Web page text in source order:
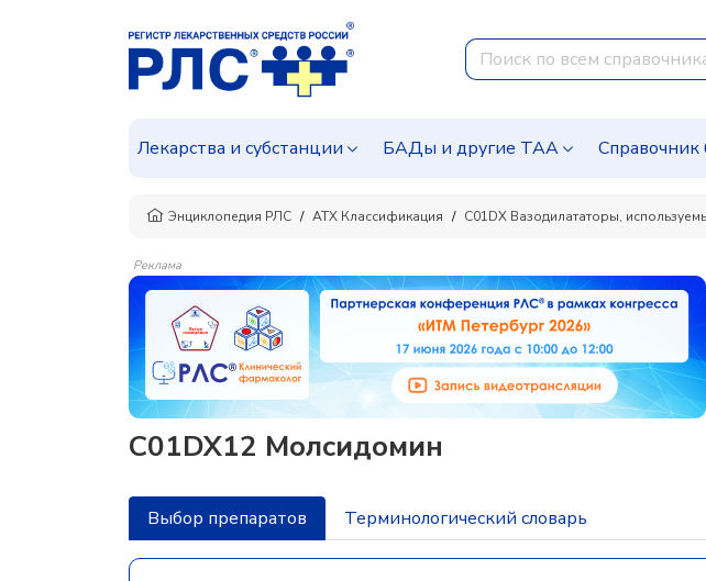
Лекарства и субстанции БАДы и другие ТАА Справочник
Энциклопедия РЛС АТХ Классификация C01DX Вазодилататоры,
Реклама
C01DX12 Молсидомин
Выбор препаратов Терминологический словарь